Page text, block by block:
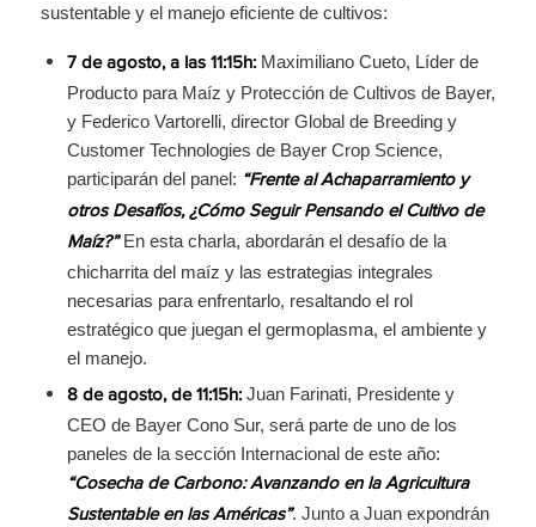
sustentable y el manejo eficiente de cultivos:
7 de agosto, a las 11:15h:Maximiliano Cueto, Líder de
Producto para Maíz y Protección de Cultivos de Bayer,
y Federico Vartorelli, director Global de Breeding y
Customer Technologies de Bayer Crop Science,
participarán del panel: “Frente al Achaparramiento y
otros Desafíos, ¿Cómo Seguir Pensando el Cultivo de
Maíz?”En esta charla, abordarán el desafío de la
chicharrita del maíz y las estrategias integrales
necesarias para enfrentarlo, resaltando el rol
estratégico que juegan el germoplasma, el ambiente y
el manejo.
8 de agosto, de 11:15h: Juan Farinati, Presidente y
CEO de Bayer Cono Sur, será parte de uno de los
paneles de la sección Internacional de este año:
“Cosecha de Carbono: Avanzando en la Agricultura
Sustentable en las Américas”. Junto a Juan expondrán